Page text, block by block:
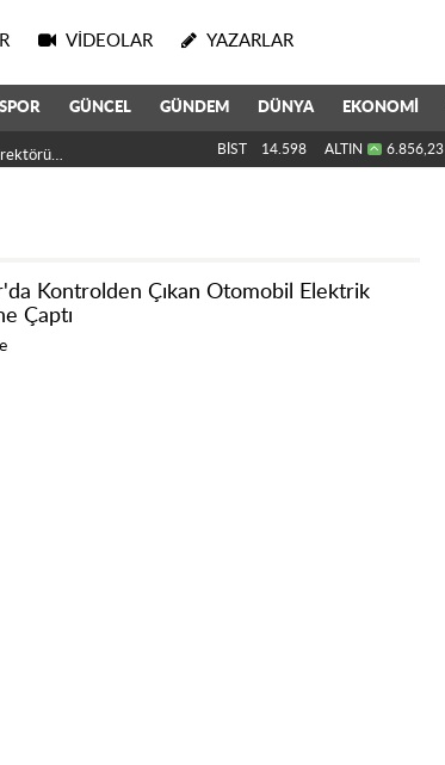
VIDEOLAR YAZARLAR
GÜNCEL GÜNDEM DÜNYA EKONOMİ
Oldu BİST 14.598 ALTIN 6.856,23
Kontrolden Çıkan Otomobil Elektrik
Çaptı